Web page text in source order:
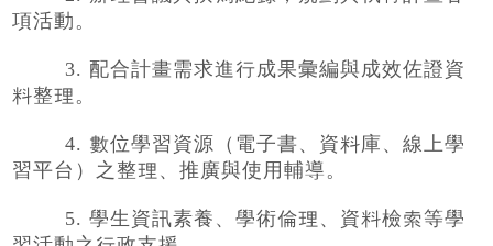
項活動。
3. 配合計畫需求進行成果彙編與成效佐證資
料整理。
4. 數位學習資源（電子書、資料庫、線上學
習平台）之整理、推廣與使用輔導。
5. 學生資訊素養、學術倫理、資料檢索等學